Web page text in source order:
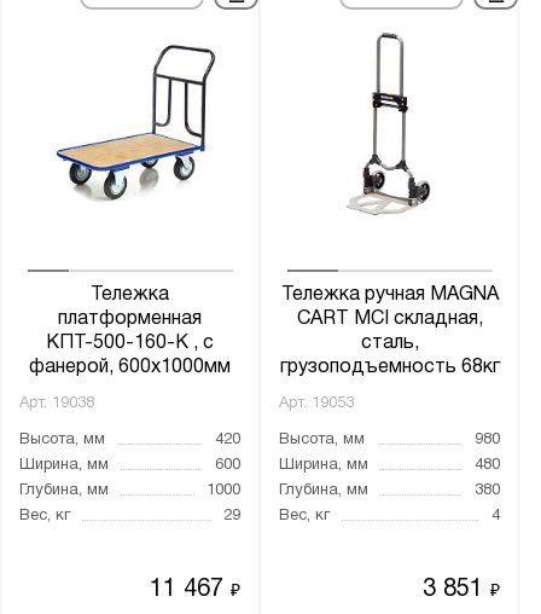
Тележка
платформенная
КПТ-500-160-К , с
фанерой, 600х1000мм
Арт. 19038
Высота, мм
420
Ширина, мм
600
Глубина, мм
1000
Вес, кг
29
11 467₽
Тележка ручная MAGNA
CART MCI складная,
сталь,
грузоподъемность 68кг
Арт. 19053
Высота, мм
980
Ширина, мм
480
Глубина, мм
380
Вес, кг
4
3 851₽
SMARTLIFT
БТ
ДЛ
КБ
КГК
КДВ
ККБ
КПТ